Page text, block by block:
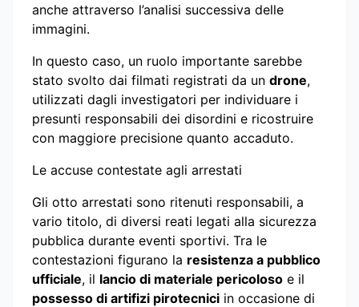
anche attraverso l’analisi successiva delle
immagini.
In questo caso, un ruolo importante sarebbe
stato svolto dai filmati registrati da un drone,
utilizzati dagli investigatori per individuare i
presunti responsabili dei disordini e ricostruire
con maggiore precisione quanto accaduto.
Le accuse contestate agli arrestati
Gli otto arrestati sono ritenuti responsabili, a
vario titolo, di diversi reati legati alla sicurezza
pubblica durante eventi sportivi. Tra le
contestazioni figurano la resistenza a pubblico
ufficiale, il lancio di materiale pericoloso e il
possesso di artifizi pirotecnici in occasione di